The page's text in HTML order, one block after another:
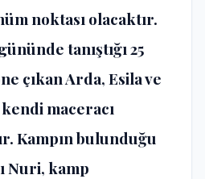
noktası olacaktır.
tanıştığı 25
çıkan Arda, Esila ve
maceracı
Kampın bulunduğu
Nuri, kamp